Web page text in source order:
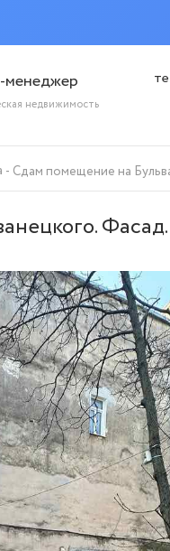
менеджер
недвижимость
Сдам помещение на